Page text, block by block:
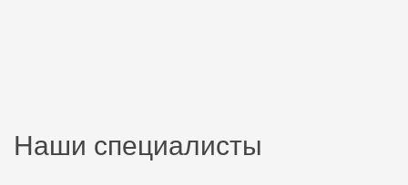
Наши специалисты